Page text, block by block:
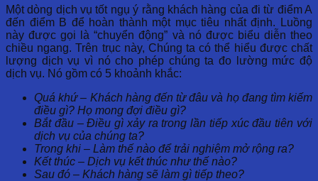
Một dòng dịch vụ tốt ngụ ý rằng khách hàng của đi từ điểm A
đến điểm B để hoàn thành một mục tiêu nhất định. Luồng
này được gọi là “chuyển động” và nó được biểu diễn theo
chiều ngang. Trên trục này, Chúng ta có thể hiểu được chất
lượng dịch vụ vì nó cho phép chúng ta đo lường mức độ
dịch vụ. Nó gồm có 5 khoảnh khắc:
Quá khứ – Khách hàng đến từ đâu và họ đang tìm kiếm
điều gì? Họ mong đợi điều gì?
Bắt đầu – Điều gì xảy ra trong lần tiếp xúc đầu tiên với
dịch vụ của chúng ta?
Trong khi – Làm thế nào để trải nghiệm mở rộng ra?
Kết thúc – Dịch vụ kết thúc như thế nào?
Sau đó – Khách hàng sẽ làm gì tiếp theo?